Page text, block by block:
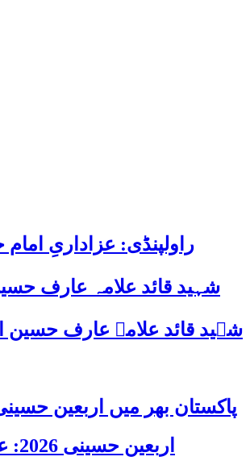
راولپنڈی: عزاداریِ
شہید قائد علامہ عارف
شہید قائد علامہ عارف حسین الحسینیؒ کی 38ویں برسی پر قائد ملت جعفریہ
پاکستان بھر میں اربعین حسینی 2026 عقیدت، اتحاد اور جوش و جذبے کے ساتھ منایا گیا، لاکھوں عزادار جلوسوں میں
اربعین حسینی 2026: عزاداری فکر حسینی کی ترویج کا ذریعہ ہے، قائد ملت جعفریہ آیت اللہ سید ساجد علی نقوی